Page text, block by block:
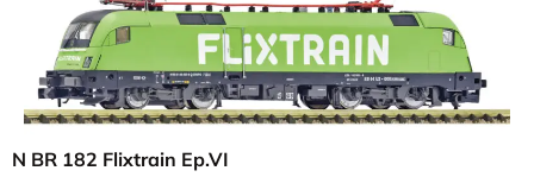
N BR 182 Flixtrain Ep.VI